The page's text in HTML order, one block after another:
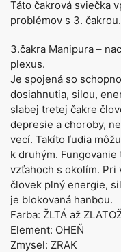
Táto čakrová sviečka
problémov s 3. čakrou.
3.čakra Manipura –
plexus.
Je spojená so
dosiahnutia, silou,
slabej tretej čakre
depresie a choroby,
vecí. Takíto ľudia
k druhým.
vzťahoch s okolím.
človek plný energie,
je blokovaná hanbou.
Farba: ŽLTÁ až
Element: OHEŇ
Zmysel: ZRAK